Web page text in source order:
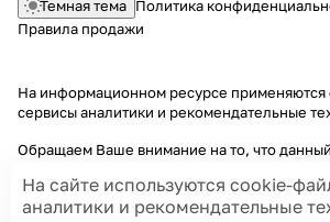
Темная тема Политика
Правила продажи
На информационном ресурсе применяются
сервисы аналитики и рекомендательные
Обращаем Ваше внимание на то, что
условиях информационные материалы и
сайте, не являются публичной офертой,
На сайте используются cookie-
аналитики и рекомендательные